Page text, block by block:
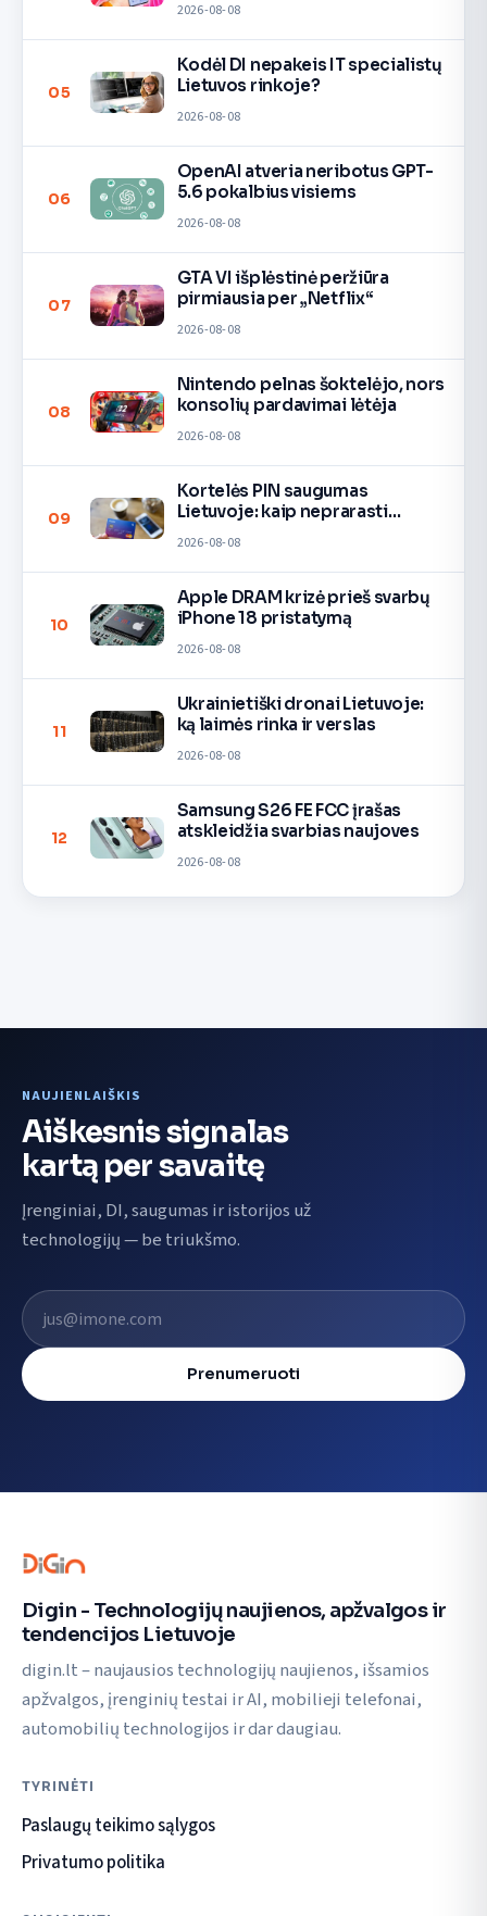
2026-08-08
05
Kodėl DI nepakeis IT specialistų
Lietuvos rinkoje?
2026-08-08
06
OpenAI atveria neribotus GPT-
5.6 pokalbius visiems
2026-08-08
07
GTA VI išplėstinė peržiūra
pirmiausia per „Netflix“
2026-08-08
08
Nintendo pelnas šoktelėjo, nors
konsolių pardavimai lėtėja
2026-08-08
09
Kortelės PIN saugumas
Lietuvoje: kaip neprarasti
2026-08-08
10
Apple DRAM krizė prieš svarbų
iPhone 18 pristatymą
2026-08-08
11
Ukrainietiški dronai Lietuvoje:
ką laimės rinka ir verslas
2026-08-08
12
Samsung S26 FE FCC įrašas
atskleidžia svarbias naujoves
2026-08-08
NAUJIENLAIŠKIS
Aiškesnis signalas
kartą per savaitę
Įrenginiai, DI, saugumas ir istorijos už
technologijų — be triukšmo.
El. pašto adresas
Prenumeruoti
Digin - Technologijų naujienos, apžvalgos ir
tendencijos Lietuvoje
digin.lt – naujausios technologijų naujienos, išsamios
apžvalgos, įrenginių testai ir AI, mobilieji telefonai,
automobilių technologijos ir dar daugiau.
TYRINĖTI
Paslaugų teikimo sąlygos
Privatumo politika